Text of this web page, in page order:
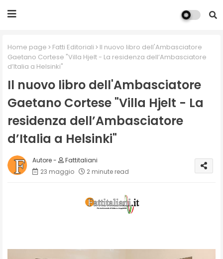
Home page Fatti Editoriali
Il nuovo libro dell'Ambasciatore
Gaetano Cortese "Villa Hjelt - La residenza dell’Ambasciatore
d’Italia a Helsinki"
Il nuovo libro dell'Ambasciatore
Gaetano Cortese "Villa Hjelt - La
residenza dell’Ambasciatore
d’Italia a Helsinki"
Fattitaliani
23 maggio
2 minute read